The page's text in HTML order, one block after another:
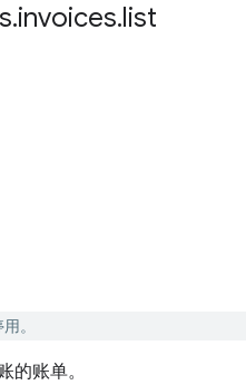
.invoices.list
。
的账单。